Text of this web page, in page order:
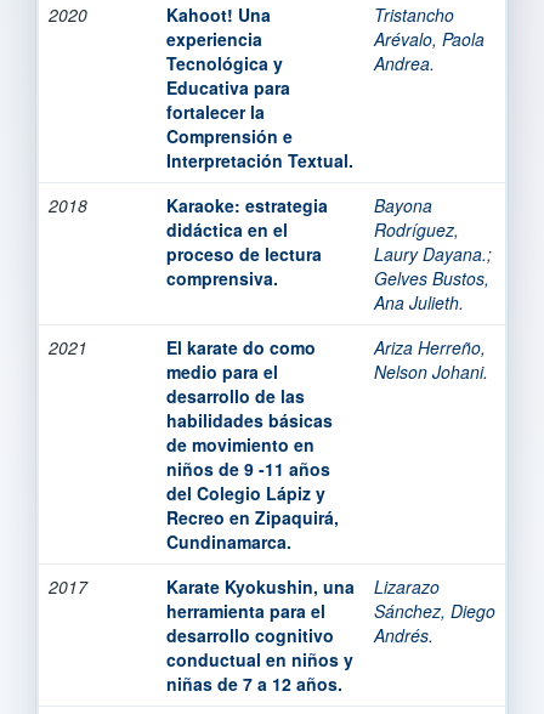
2020
Kahoot! Una
experiencia
Tecnológica y
Educativa para
fortalecer la
Comprensión e
Interpretación Textual.
Tristancho
Arévalo, Paola
Andrea.
2018
Karaoke: estrategia
didáctica en el
proceso de lectura
comprensiva.
Bayona
Rodríguez,
Laury Dayana.;
Gelves Bustos,
Ana Julieth.
2021
El karate do como
medio para el
desarrollo de las
habilidades básicas
de movimiento en
niños de 9 -11 años
del Colegio Lápiz y
Recreo en Zipaquirá,
Cundinamarca.
Ariza Herreño,
Nelson Johani.
2017
Karate Kyokushin, una
herramienta para el
desarrollo cognitivo
conductual en niños y
niñas de 7 a 12 años.
Lizarazo
Sánchez, Diego
Andrés.